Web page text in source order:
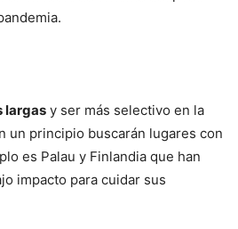
largas y ser más selectivo en la
un principio buscarán lugares con
es Palau y Finlandia que han
impacto para cuidar sus